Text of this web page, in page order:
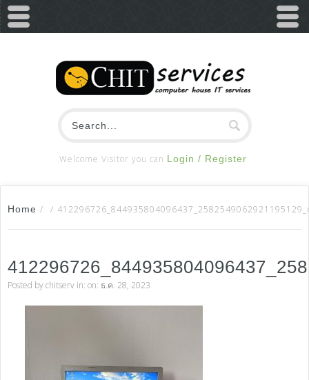
Welcome Visitor you can Login / Register
Home / /
Posted bychitserv in: on: ธ.ค. 28, 2023